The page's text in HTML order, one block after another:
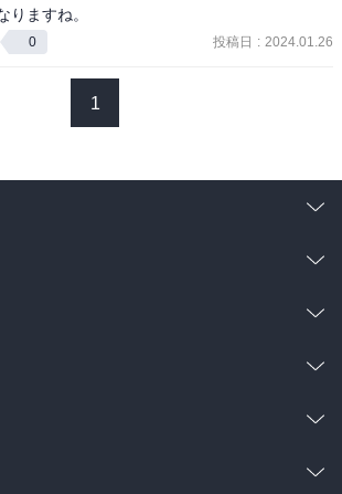
ンジュにすら敵意を向けたアランを止めるの
ば有り得ないエリオの行動が必要だったわけ
食べる彼女の違和感は凄まじいね
れないか……
ているのにエリオは彼女に壁を作る
りますね。
0 投稿日 : 2024.01.26
1